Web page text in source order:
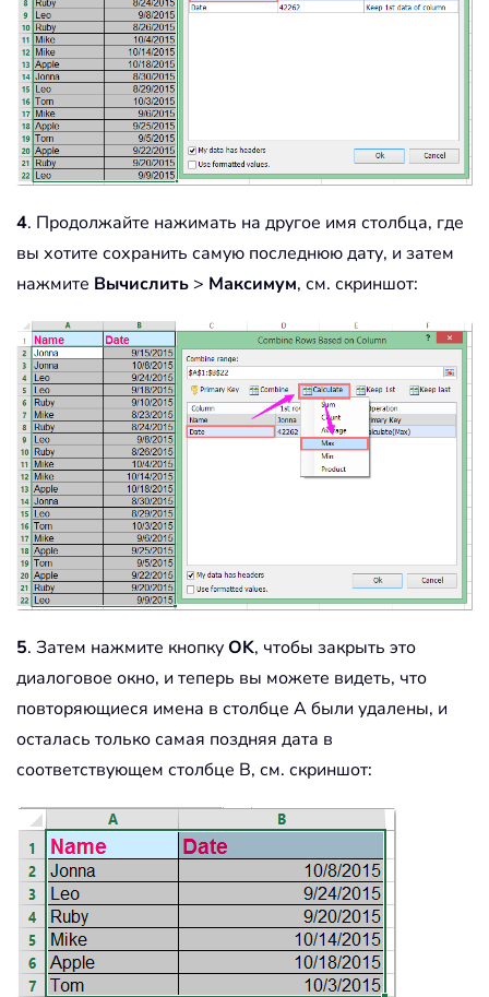
4. Продолжайте нажимать на другое имя столбца, где
вы хотите сохранить самую последнюю дату, и затем
нажмите Вычислить > Максимум, см. скриншот:
5. Затем нажмите кнопкуOK, чтобы закрыть это
диалоговое окно, и теперь вы можете видеть, что
повторяющиеся имена в столбце A были удалены, и
осталась только самая поздняя дата в
соответствующем столбце B, см. скриншот: